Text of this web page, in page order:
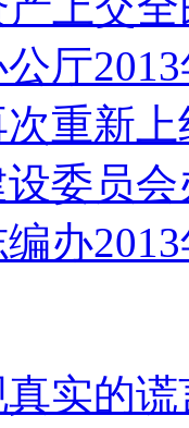
厅
重新
委员
办
真实的